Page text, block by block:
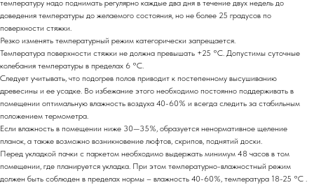
температуру надо поднимать регулярно каждые два дня в течение двух недель до
доведения температуры до желаемого состояния, но не более 25 градусов по
поверхности стяжки.
Резко изменять температурный режим категорически запрещается.
Температура поверхности стяжки не должна превышать +25 °С. Допустимы суточные
колебания температуры в пределах 6 °С.
Следует учитывать, что подогрев полов приводит к постепенному высушиванию
древесины и ее усадке. Во избежание этого необходимо постоянно поддерживать в
помещении оптимальную влажность воздуха 40-60% и всегда следить за стабильным
положением термометра.
Если влажность в помещении ниже 30—35%, образуется ненормативное щеление
планок, а также возможно возникновение люфтов, скрипов, поднятий доски.
Перед укладкой пачки с паркетом необходимо выдержать минимум 48 часов в том
помещении, где планируется укладка. При этом температурно-влажностный режим
должен быть соблюден в пределах нормы – влажность 40-60%, температура 18-25 °С .